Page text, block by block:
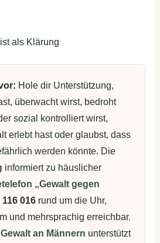
als Klärung
Hole dir Unterstützung,
überwacht wirst, bedroht
sozial kontrolliert wirst,
erlebt hast oder glaubst, dass
werden könnte. Die
informiert zu häuslicher
„Gewalt gegen
116 016rund um die Uhr,
und mehrsprachig erreichbar.
an Männern unterstützt